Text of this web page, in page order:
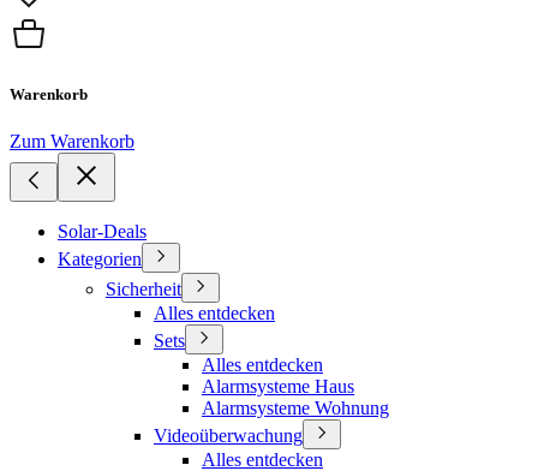
Warenkorb
Zum Warenkorb
Solar-Deals
Kategorien
Sicherheit
Alles entdecken
Sets
Alles entdecken
Alarmsysteme Haus
Alarmsysteme Wohnung
Videoüberwachung
Alles entdecken